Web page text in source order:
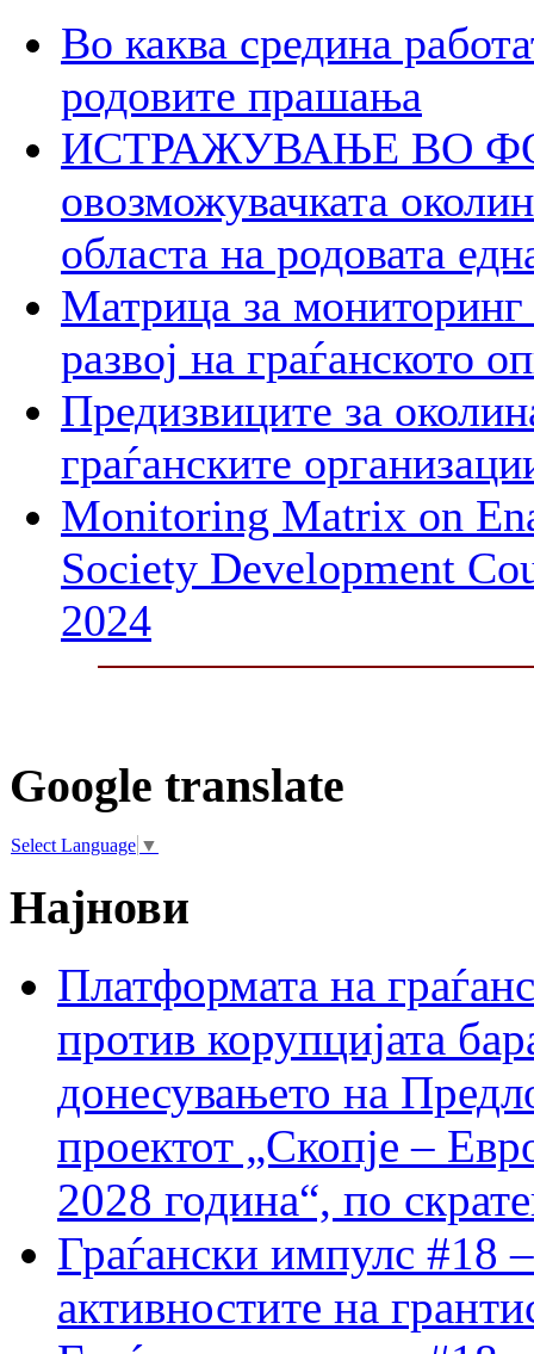
Во каква средина
родовите прашања
ИСТРАЖУВАЊЕ ВО
овозможувачката
областа на родовата
Матрица за мониторинг
развој на граѓанското
Предизвиците за
граѓанските
Monitoring Matrix on
Society Development
2024
Google translate
Select Language ▼
Најнови
Платформата на
против корупцијата
донесувањето на
проектот „Скопје –
2028 година“, по
Граѓански импулс #18
активностите на